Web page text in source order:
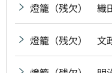
燈籠（残欠） 織
燈籠（残欠） 文